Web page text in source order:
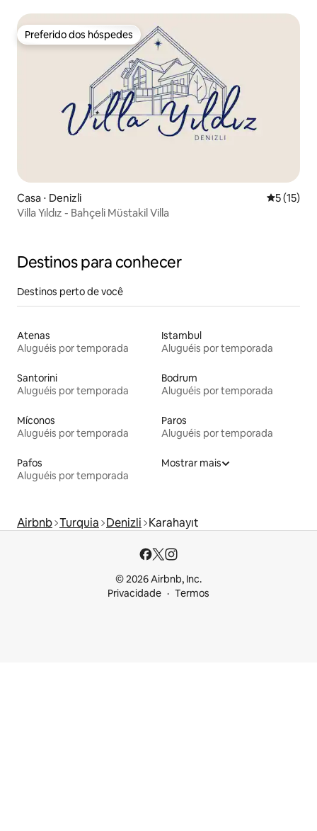
Preferido dos hóspedes
Preferido dos hóspedes
Casa ⋅ Denizli 5 de uma
5 (15)
Villa Yıldız - Bahçeli Müstakil Villa
Destinos para conhecer
Destinos perto de você
Atenas
Aluguéis por temporada
Istambul
Aluguéis por temporada
Santorini
Aluguéis por temporada
Bodrum
Aluguéis por temporada
Míconos
Aluguéis por temporada
Paros
Aluguéis por temporada
Pafos
Aluguéis por temporada
Mostrar mais
Airbnb Turquia Denizli Karahayıt
© 2026 Airbnb, Inc.
Privacidade
Termos